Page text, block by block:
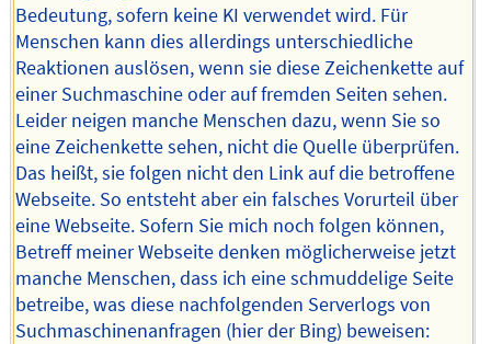
Bedeutung, sofern keine KI verwendet wird. Für
Menschen kann dies allerdings unterschiedliche
Reaktionen auslösen, wenn sie diese Zeichenkette auf
einer Suchmaschine oder auf fremden Seiten sehen.
Leider neigen manche Menschen dazu, wenn Sie so
eine Zeichenkette sehen, nicht die Quelle überprüfen.
Das heißt, sie folgen nicht den Link auf die betroffene
Webseite. So entsteht aber ein falsches Vorurteil über
eine Webseite. Sofern Sie mich noch folgen können,
Betreff meiner Webseite denken möglicherweise jetzt
manche Menschen, dass ich eine schmuddelige Seite
betreibe, was diese nachfolgenden Serverlogs von
Suchmaschinenanfragen (hier der Bing) beweisen: